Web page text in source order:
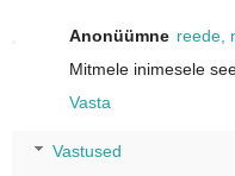
Anonüümne reede,
Mitmele inimesele
Vasta
Vastused